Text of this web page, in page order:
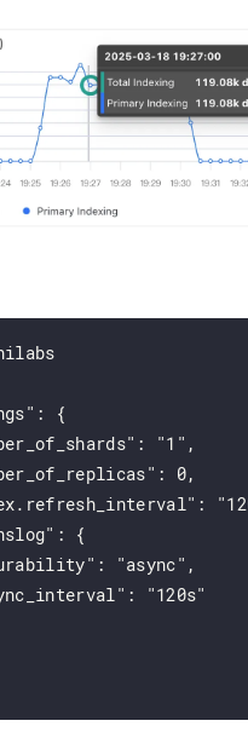
{
"1",
0,
{
"async",
"120s"